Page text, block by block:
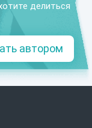
делиться
автором